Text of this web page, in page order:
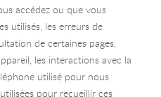
accédez ou que vous
utilisés, les erreurs de
de certaines pages,
les interactions avec la
utilisé pour nous
pour recueillir ces